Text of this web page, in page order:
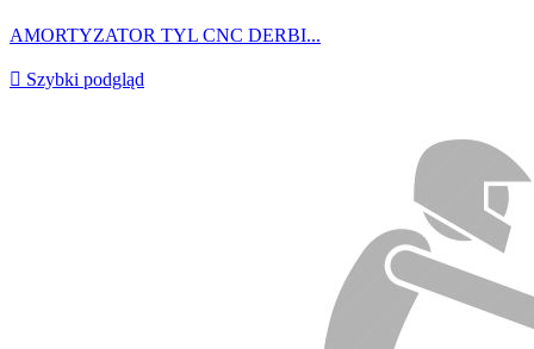
AMORTYZATOR TYL CNC DERBI...
 Szybki podgląd